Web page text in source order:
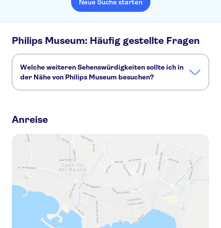
Neue Suche starten
Philips Museum: Häufig gestellte Fragen
Welche weiteren Sehenswürdigkeiten sollte ich in
der Nähe von Philips Museum besuchen?
St Catherine’s Church
Anreise